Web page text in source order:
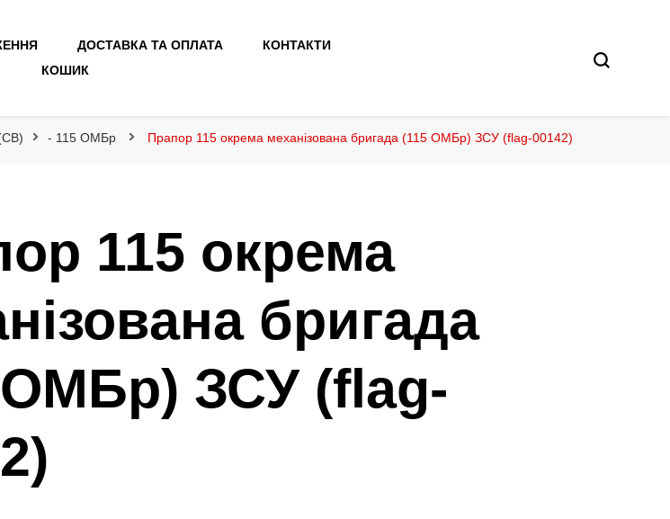
ДОСТАВКА ТА ОПЛАТА
КОНТАКТИ
КОШИК
- 115 ОМБр Прапор 115 окрема механізована бригада (115 ОМБр) ЗСУ (flag-00142)
115 окрема
бригада
ОМБр) ЗСУ (flag-